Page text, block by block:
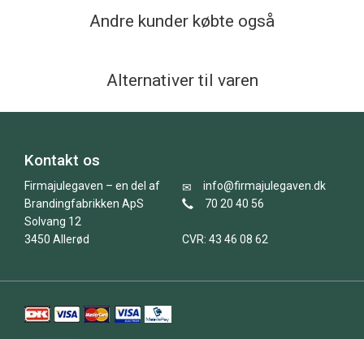
Andre kunder købte også
Alternativer til varen
Kontakt os
Firmajulegaven – en del af
Brandingfabrikken ApS
Solvang 12
3450 Allerød
info@firmajulegaven.dk
70 20 40 56
CVR: 43 46 08 62